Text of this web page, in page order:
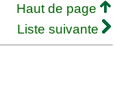
Haut de page
Liste suivante